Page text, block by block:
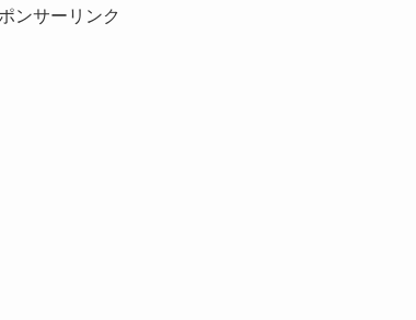
ンサーリンク